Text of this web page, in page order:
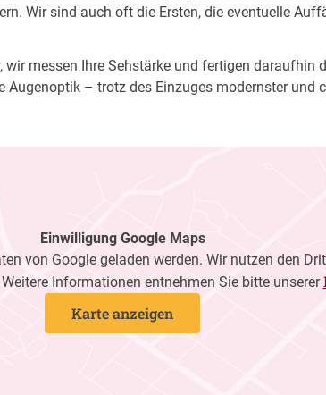
Wir sind auch oft die Ersten, die eventuelle
messen Ihre Sehstärke und fertigen
– trotz des Einzuges modernster und
Einwilligung Google Maps
von Google geladen werden. Wir nutzen den
Informationen entnehmen Sie bitte unserer
Karte anzeigen